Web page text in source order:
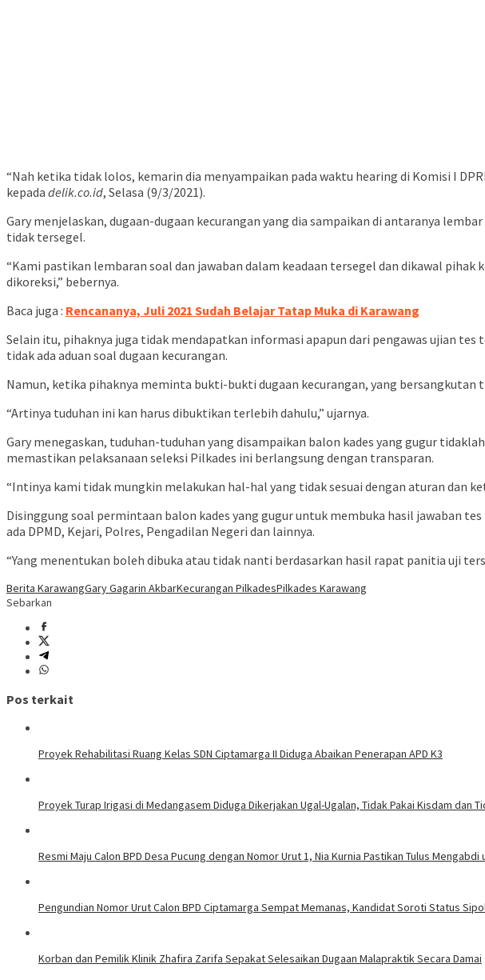
“Nah ketika tidak lolos, kemarin dia menyampaikan pada waktu hearing di Komisi I
kepada delik.co.id, Selasa (9/3/2021).
Gary menjelaskan, dugaan-dugaan kecurangan yang dia sampaikan di antaranya
tidak tersegel.
“Kami pastikan lembaran soal dan jawaban dalam keadaan tersegel dan dikawal
dikoreksi,” bebernya.
Baca juga : Rencananya, Juli 2021 Sudah Belajar Tatap Muka di Karawang
Selain itu, pihaknya juga tidak mendapatkan informasi apapun dari pengawas ujian
tidak ada aduan soal dugaan kecurangan.
Namun, ketika pihaknya meminta bukti-bukti dugaan kecurangan, yang bersangkutan
“Artinya tuduhan ini kan harus dibuktikan terlebih dahulu,” ujarnya.
Gary menegaskan, tuduhan-tuduhan yang disampaikan balon kades yang gugur
memastikan pelaksanaan seleksi Pilkades ini berlangsung dengan transparan.
“Intinya kami tidak mungkin melakukan hal-hal yang tidak sesuai dengan aturan dan
Disinggung soal permintaan balon kades yang gugur untuk membuka hasil jawaban
ada DPMD, Kejari, Polres, Pengadilan Negeri dan lainnya.
“Yang menentukan boleh dibuka atau tidak nanti berdasarkan hasil rapat panitia uji
Berita KarawangGary Gagarin AkbarKecurangan PilkadesPilkades Karawang
Sebarkan
Pos terkait
Proyek Rehabilitasi Ruang Kelas SDN Ciptamarga II Diduga Abaikan Penerapan APD K3
Proyek Turap Irigasi di Medangasem Diduga Dikerjakan Ugal-Ugalan, Tidak Pakai Kisdam dan
Resmi Maju Calon BPD Desa Pucung dengan Nomor Urut 1, Nia Kurnia Pastikan Tulus
Pengundian Nomor Urut Calon BPD Ciptamarga Sempat Memanas, Kandidat Soroti Status
Korban dan Pemilik Klinik Zhafira Zarifa Sepakat Selesaikan Dugaan Malapraktik Secara Damai